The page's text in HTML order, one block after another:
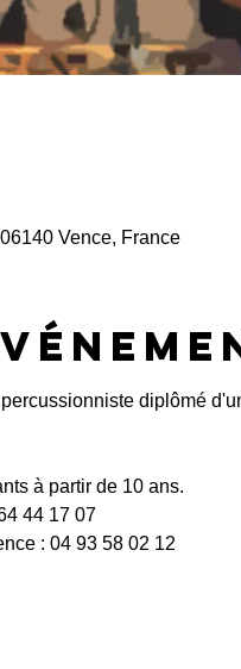
Vence, France
diplômé
à partir de 10 ans.
44 17 07
: 04 93 58 02 12